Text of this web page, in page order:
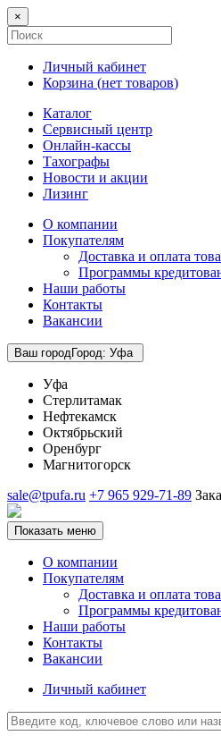
×
Личный кабинет
Корзина (нет товаров)
Каталог
Сервисный центр
Онлайн-кассы
Тахографы
Новости и акции
Лизинг
О компании
Покупателям
Доставка и оплата
Программы
Наши работы
Контакты
Вакансии
Ваш городГород: Уфа
Уфа
Стерлитамак
Нефтекамск
Октябрьский
Оренбург
Магнитогорск
sale@tpufa.ru +7 965 929-71-89
Показать меню
О компании
Покупателям
Доставка и оплата
Программы
Наши работы
Контакты
Вакансии
Личный кабинет